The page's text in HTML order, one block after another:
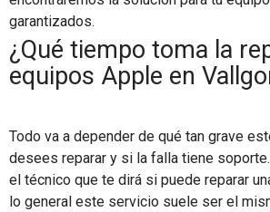
garantizados.
¿Qué tiempo toma la
equipos Apple en
Todo va a depender de qué tan grave
desees reparar y si la falla tiene
el técnico que te dirá si puede reparar
lo general este servicio suele ser el